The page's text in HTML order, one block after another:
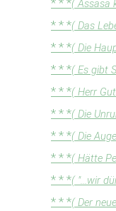
* * *( Assasa
* * *( Das
* * *( Die
* * *( Es gibt
* * *( Herr
* * *( Die
* * *( Die
* * *( Hätte
* * *( "...wir
* * *( Der